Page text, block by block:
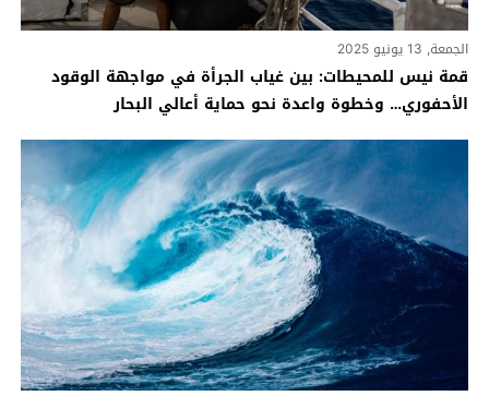
الجمعة, 13 يونيو 2025
قمة نيس للمحيطات: بين غياب الجرأة في مواجهة الوقود
الأحفوري… وخطوة واعدة نحو حماية أعالي البحار